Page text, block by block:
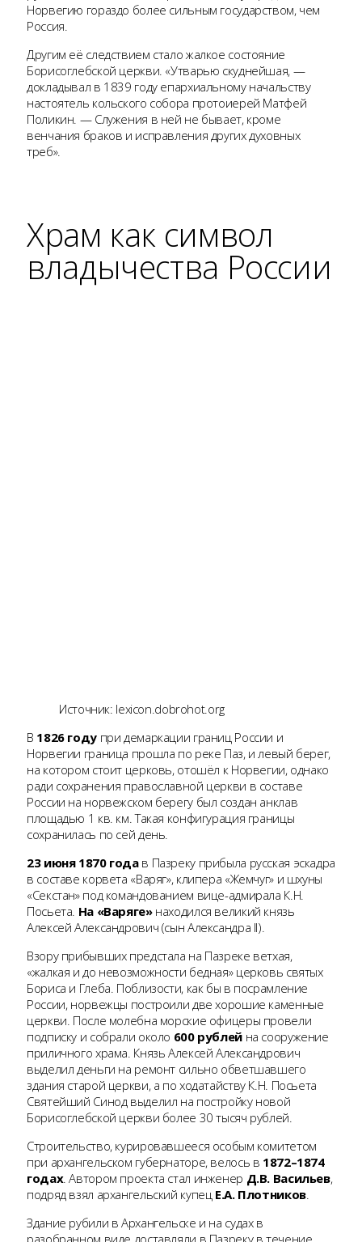
Норвегию гораздо более сильным государством, чем
Россия.
Другим её следствием стало жалкое состояние
Борисоглебской церкви. «Утварью скуднейшая, —
докладывал в 1839 году епархиальному начальству
настоятель кольского собора протоиерей Матфей
Поликин. — Служения в ней не бывает, кроме
венчания браков и исправления других духовных
треб».
Храм как символ
владычества России
Источник: lexicon.dobrohot.org
В 1826 годупри демаркации границ России и
Норвегии граница прошла по реке Паз, и левый берег,
на котором стоит церковь, отошёл к Норвегии, однако
ради сохранения православной церкви в составе
России на норвежском берегу был создан анклав
площадью 1 кв. км. Такая конфигурация границы
сохранилась по сей день.
23 июня 1870 годав Пазреку прибыла русская эскадра
в составе корвета «Варяг», клипера «Жемчуг» и шхуны
«Секстан» под командованием вице-адмирала К.Н.
Посьета. На «Варяге»находился великий князь
Алексей Александрович (сын Александра II).
Взору прибывших предстала на Пазреке ветхая,
«жалкая и до невозможности бедная» церковь святых
Бориса и Глеба. Поблизости, как бы в посрамление
России, норвежцы построили две хорошие каменные
церкви. После молебна морские офицеры провели
подписку и собрали около 600 рублейна сооружение
приличного храма. Князь Алексей Александрович
выделил деньги на ремонт сильно обветшавшего
здания старой церкви, а по ходатайству К.Н. Посьета
Святейший Синод выделил на постройку новой
Борисоглебской церкви более 30 тысяч рублей.
Строительство, курировавшееся особым комитетом
при архангельском губернаторе, велось в 1872–1874
годах. Автором проекта стал инженер Д.В. Васильев,
подряд взял архангельский купец Е.А. Плотников.
Здание рубили в Архангельске и на судах в